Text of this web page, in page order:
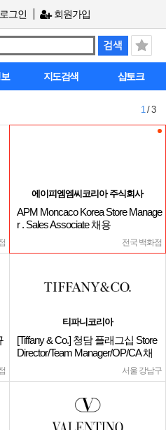
로그인 회원가입
지도검색 샵토크
1/ 3
에이피엠엠씨코리아 주식회사
APM Moncaco Korea Store Manage
r . Sales Associate 채용
전국 백화점
티파니코리아
[Tiffany & Co.] 청담 플래그십 Store
Director/Team Manager/OP/CA 채
서울 강남구